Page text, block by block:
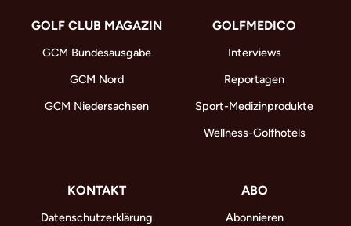
GOLF CLUB MAGAZIN
GCM Bundesausgabe
GCM Nord
GCM Niedersachsen
GOLFMEDICO
Interviews
Reportagen
Sport-Medizinprodukte
Wellness-Golfhotels
KONTAKT
Datenschutzerklärung
ABO
Abonnieren